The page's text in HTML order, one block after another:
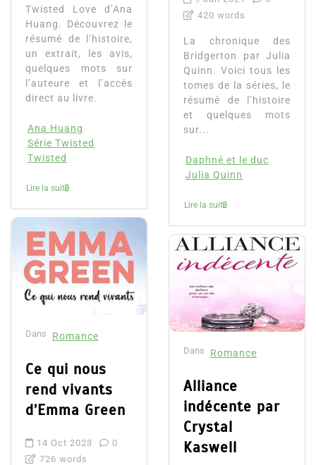
Twisted Love d’Ana
Huang. Découvrez le
résumé de l’histoire,
un extrait, les avis,
quelques mots sur
l’auteure et l’accès
direct au livre.
Ana Huang
Série Twisted
Twisted
Lire la suite
Dans Romance
Ce qui nous
rend vivants
d’Emma Green
14 Oct 2023
0
726 words
420 words
La chronique des
Bridgerton par Julia
Quinn. Voici tous les
tomes de la séries, le
résumé de l’histoire
et quelques mots
sur...
Daphné et le duc
Julia Quinn
Lire la suite
Dans Romance
Alliance
indécente par
Crystal
Kaswell